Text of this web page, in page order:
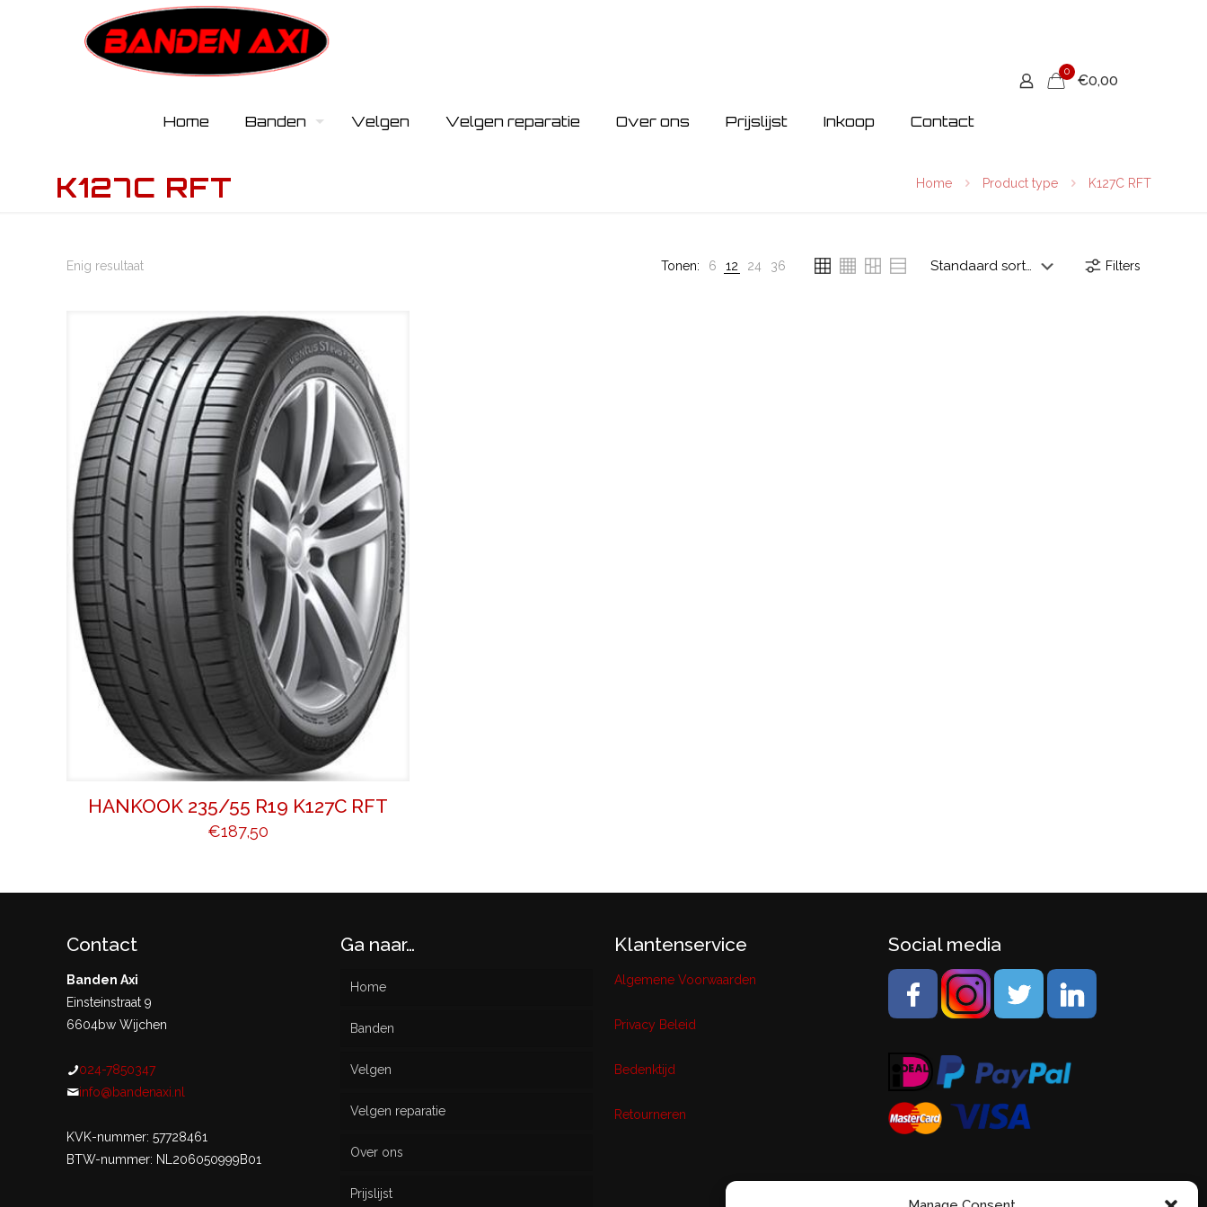
Home Banden Velgen Velgen reparatie Over ons Prijslijst Inkoop Contact
0
€0,00
K127C RFT Home Product type K127C RFT
Enig resultaat Tonen: 6 12 24 36 Filters
HANKOOK 235/55 R19 K127C RFT
€187,50
Contact
Banden Axi
Einsteinstraat 9
6604bw Wijchen
024-7850347
info@bandenaxi.nl
KVK-nummer: 57728461
BTW-nummer: NL206050999B01
Ga naar…
Home
Banden
Nieuw
Gebruikt
Velgen
Velgen reparatie
Over ons
Prijslijst
Klantenservice
Algemene Voorwaarden
Privacy Beleid
Bedenktijd
Retourneren
Social media